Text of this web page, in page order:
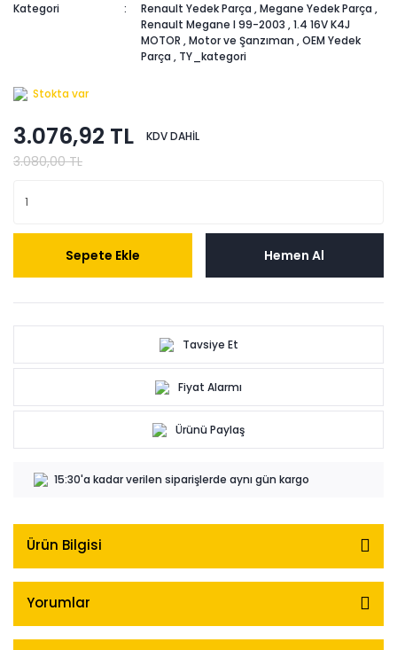
Kategori
Renault Yedek Parça ,Megane Yedek Parça ,
Renault Megane I 99-2003 ,1.4 16V K4J
MOTOR ,Motor ve Şanzıman ,OEM Yedek
Parça , TY_kategori
Stokta var
3.076,92 TL KDV DAHİL
3.080,00 TL
Sepete Ekle Hemen Al
Tavsiye Et
Fiyat Alarmı
Ürünü Paylaş
15:30'a kadar verilen siparişlerde aynı gün kargo
Ürün Bilgisi
Yorumlar